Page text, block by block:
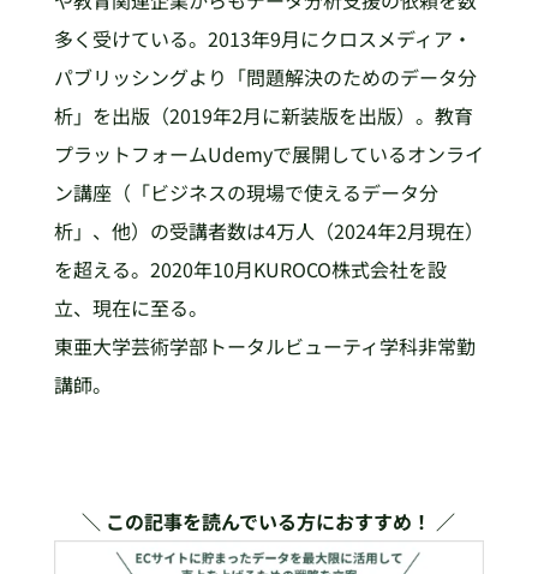
多く受けている。2013年9月にクロスメディア・
パブリッシングより「問題解決のためのデータ分
析」を出版（2019年2月に新装版を出版）。教育
プラットフォームUdemyで展開しているオンライ
ン講座（「ビジネスの現場で使えるデータ分
析」、他）の受講者数は4万人（2024年2月現在）
を超える。2020年10月KUROCO株式会社を設
立、現在に至る。
東亜大学芸術学部トータルビューティ学科非常勤
講師。
＼ この記事を読んでいる方におすすめ！ ／